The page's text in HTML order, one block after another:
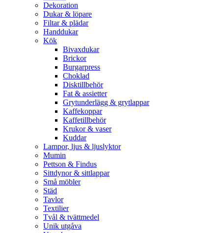
Dekoration
Dukar & löpare
Filtar & plädar
Handdukar
Kök
Bivaxdukar
Brickor
Burgarpress
Choklad
Disktillbehör
Fat & assietter
Grytunderlägg & grytlappar
Kaffekoppar
Kaffetillbehör
Krukor & vaser
Kuddar
Lampor, ljus & ljuslyktor
Mumin
Pettson & Findus
Sittdynor & sittlappar
Små möbler
Städ
Tavlor
Textilier
Tvål & tvättmedel
Unik utgåva